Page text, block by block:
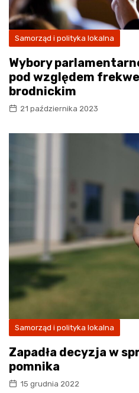
Samorząd i polityka lokalna
Wybory
pod względem
brodnickim
21 października 2023
Samorząd i polityka lokalna
Zapadła decyzja w
pomnika
15 grudnia 2022